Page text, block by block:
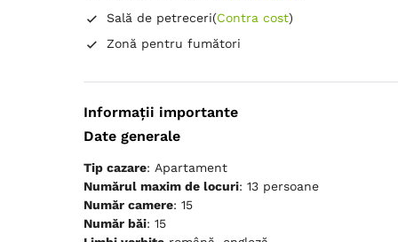
Sală de petreceri(Contra cost)
Zonă pentru fumători
Informații importante
Date generale
Tip cazare: Apartament
Numărul maxim de locuri: 13 persoane
Număr camere: 15
Număr băi: 15